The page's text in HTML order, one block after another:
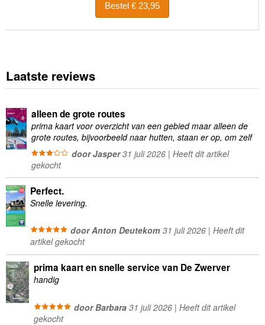
Bestel € 23,95
Laatste reviews
alleen de grote routes
prima kaart voor overzicht van een gebied maar alleen de
grote routes, bijvoorbeeld naar hutten, staan er op, om zelf
wandelingen te plannen minder geschikt
door Jasper31 juli 2026 | Heeft dit artikel
gekocht
Perfect.
Snelle levering.
door Anton Deutekom31 juli 2026 | Heeft dit
artikel gekocht
prima kaart en snelle service van De Zwerver
handig
door Barbara31 juli 2026 | Heeft dit artikel
gekocht